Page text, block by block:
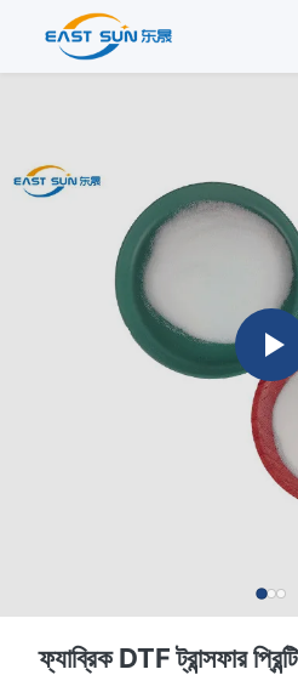
ফ্যাব্রিক DTF ট্রান্সফার